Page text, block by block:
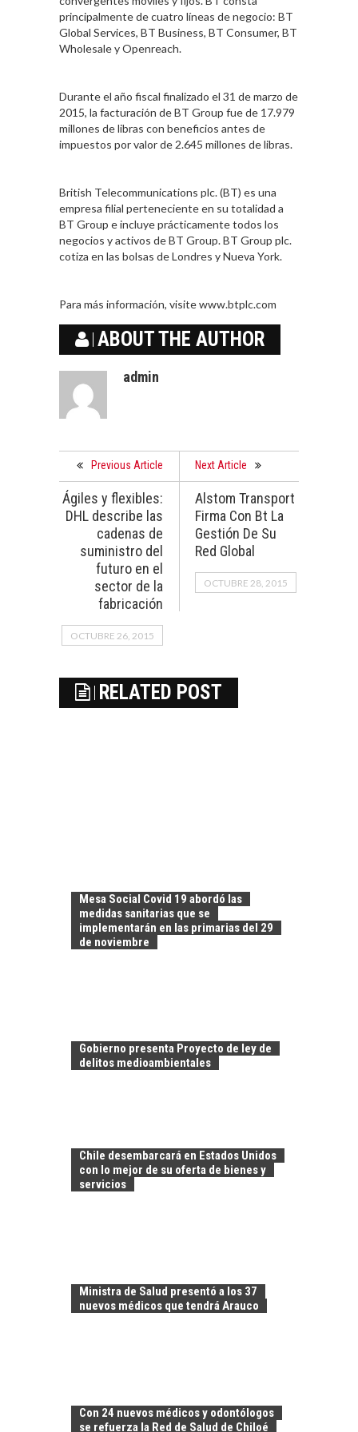
principalmente de cuatro líneas de negocio: BT
Global Services, BT Business, BT Consumer, BT
Wholesale y Openreach.
Durante el año fiscal finalizado el 31 de marzo de
2015, la facturación de BT Group fue de 17.979
millones de libras con beneficios antes de
impuestos por valor de 2.645 millones de libras.
British Telecommunications plc. (BT) es una
empresa filial perteneciente en su totalidad a
BT Group e incluye prácticamente todos los
negocios y activos de BT Group. BT Group plc.
cotiza en las bolsas de Londres y Nueva York.
Para más información, visite www.btplc.com
ABOUT THE AUTHOR
admin
Previous Article
Ágiles y flexibles:
DHL describe las
cadenas de
suministro del
futuro en el
sector de la
fabricación
OCTUBRE 26, 2015
Next Article
Alstom Transport
Firma Con Bt La
Gestión De Su
Red Global
OCTUBRE 28, 2015
RELATED POST
Mesa Social Covid 19 abordó las
medidas sanitarias que se
implementarán en las primarias del 29
de noviembre
Gobierno presenta Proyecto de ley de
delitos medioambientales
Chile desembarcará en Estados Unidos
con lo mejor de su oferta de bienes y
servicios
Ministra de Salud presentó a los 37
nuevos médicos que tendrá Arauco
Con 24 nuevos médicos y odontólogos
se refuerza la Red de Salud de Chiloé
CHILE:
ALTERNATIVAS MÁS
crédito…
DIGITALES
EXPORTADOS DESDE
CHILE
ATACAMA: